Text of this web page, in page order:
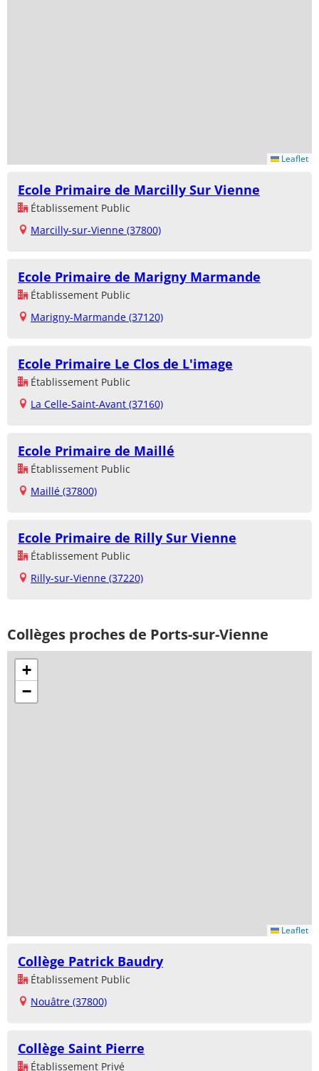
Leaflet
Ecole Primaire de Marcilly Sur Vienne
Établissement Public
Marcilly-sur-Vienne (37800)
Ecole Primaire de Marigny Marmande
Établissement Public
Marigny-Marmande (37120)
Ecole Primaire Le Clos de L'image
Établissement Public
La Celle-Saint-Avant (37160)
Ecole Primaire de Maillé
Établissement Public
Maillé (37800)
Ecole Primaire de Rilly Sur Vienne
Établissement Public
Rilly-sur-Vienne (37220)
Collèges proches de Ports-sur-Vienne
+
−
Leaflet
Collège Patrick Baudry
Établissement Public
Nouâtre (37800)
Collège Saint Pierre
Établissement Privé